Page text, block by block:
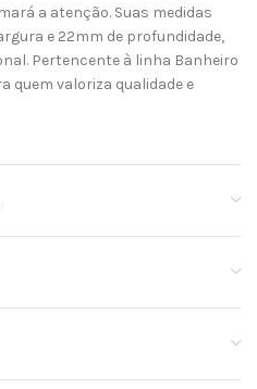
a atenção. Suas medidas
e 22mm de profundidade,
Pertencente à linha Banheiro
quem valoriza qualidade e